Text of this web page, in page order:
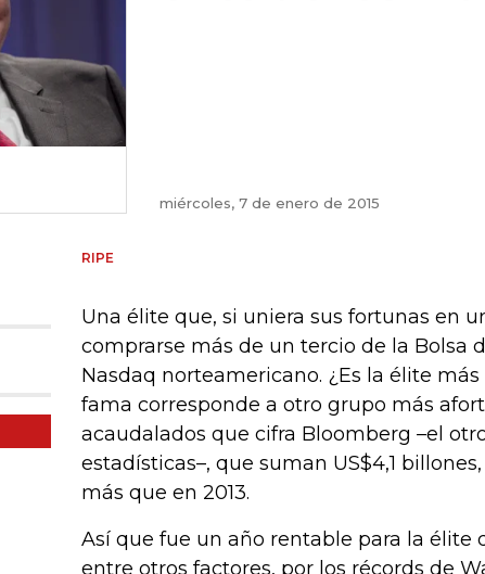
miércoles, 7 de enero de 2015
RIPE
Una élite que, si uniera sus fortunas en
comprarse más de un tercio de la Bolsa
Nasdaq norteamericano. ¿Es la élite
fama corresponde a otro grupo más
acaudalados que cifra Bloomberg –el
estadísticas–, que suman US$4,1
más que en 2013.
Así que fue un año rentable para la élite
entre otros factores, por los récords de